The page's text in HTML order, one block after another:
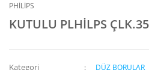
PHİLİPS
KUTULU PLHİLPS
Kategori DÜZ BORULAR